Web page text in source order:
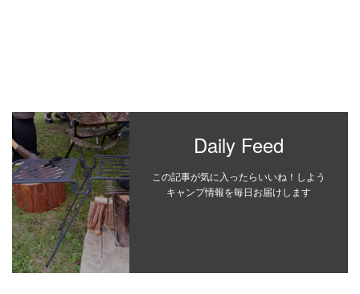
Daily Feed
この記事が気に入ったらいいね！しよう
キャンプ情報を毎日お届けします